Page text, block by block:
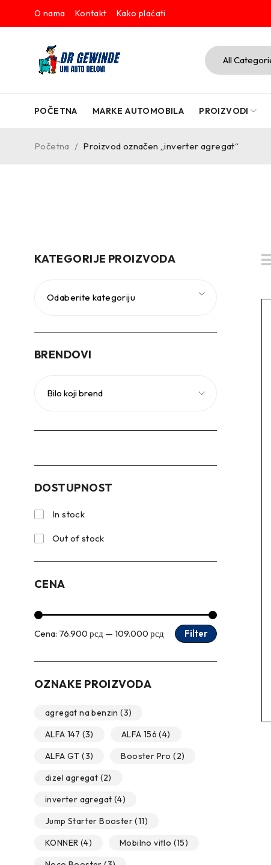
O nama Kontakt Kako plaćati
POČETNA MARKE AUTOMOBILA PROIZVODI
Početna / Proizvod označen „inverter agregat“
KATEGORIJE PROIZVODA
Odaberite kategoriju
BRENDOVI
DOSTUPNOST
In stock
Out of stock
CENA
Filter
Cena: 76.900 рсд — 109.000 рсд
OZNAKE PROIZVODA
agregat na benzin (3)
ALFA 147 (3) ALFA 156 (4)
ALFA GT (3) Booster Pro (2)
dizel agregat (2)
inverter agregat (4)
Jump Starter Booster(11)
KONNER (4) Mobilno vitlo (15)